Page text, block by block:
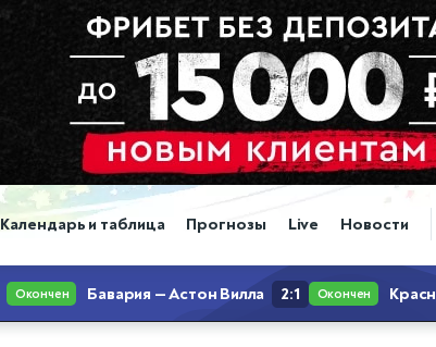
Календарь и таблица Прогнозы Live Новости